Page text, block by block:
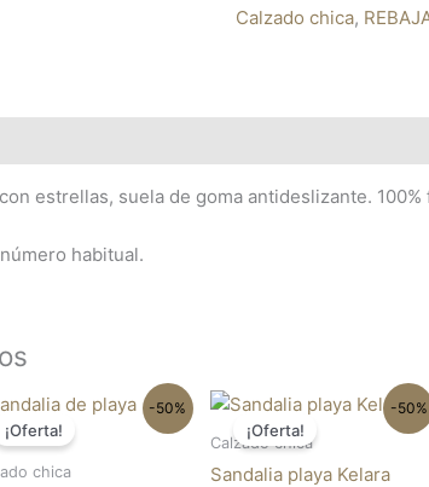
Calzado chica,
estrellas, suela de goma antideslizante. 100%
habitual.
-50%
¡Oferta!
chica
El
precio
original
14.95€.
El
precio
actual
7.48€.
Este
producto
-50%
¡Oferta!
Calzado chica
Sandalia playa Kelara
El
precio
original
17.95€.
El
precio
actual
8.98€.